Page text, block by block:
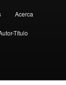
Acerca
Título